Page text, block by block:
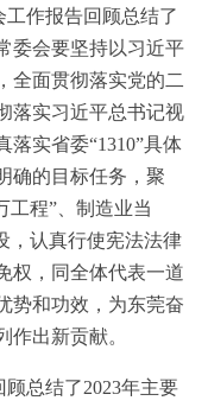
作报告回顾总结了
委会要坚持以习近平
全面贯彻落实党的二
落实习近平总书记视
落实省委“1310”具体
确的目标任务，聚
工程”、制造业当
，认真行使宪法法律
权，同全体代表一道
势和功效，为东莞奋
作出新贡献。
顾总结了2023年主要